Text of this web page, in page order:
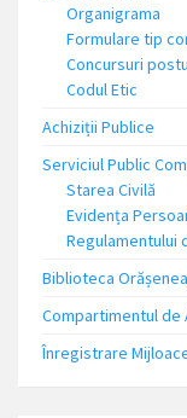
Organigrama
Formulare tip
Concursuri
Codul Etic
Achiziții Publice
Serviciul Public
Starea Civilă
Evidența
Regulamentului
Biblioteca
Compartimentul de
Înregistrare